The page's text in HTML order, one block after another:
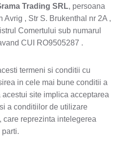
Trading SRL, persoana
Avrig , Str S. Brukenthal nr 2A ,
Comertului sub numarul
CUI RO9505287 .
termeni si conditii cu
in cele mai bune conditii a
site implica acceptarea
a conditiilor de utilizare
care reprezinta intelegerea
parti.